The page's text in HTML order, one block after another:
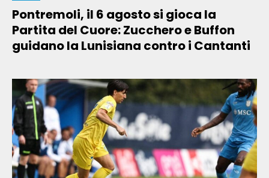
Pontremoli, il 6 agosto si gioca la
Partita del Cuore: Zucchero e Buffon
guidano la Lunisiana contro i Cantanti